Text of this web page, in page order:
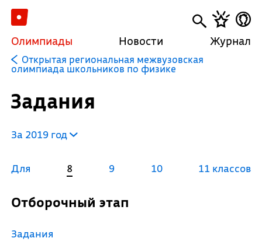
Олимпиады Новости Журнал
Открытая региональная межвузовская
олимпиада школьников по физике
Задания
За 2019 год
Для 8 9 10 11 классов
Отборочный этап
Задания